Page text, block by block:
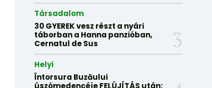
Társadalom
30 GYEREK vesz részt a nyári
táborban a Hanna panzióban,
Cernatul de Sus
Helyi
Întorsura Buzăului
úszómedencéje FELÚJÍTÁS után: